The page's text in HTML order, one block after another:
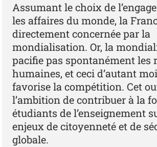
Assumant le choix de
les affaires du monde, la
directement concernée par la
mondialisation. Or, la
pacifie pas spontanément les
humaines, et ceci d’autant
favorise la compétition. Cet
l’ambition de contribuer à la
étudiants de l’enseignement
enjeux de citoyenneté et de
globale.